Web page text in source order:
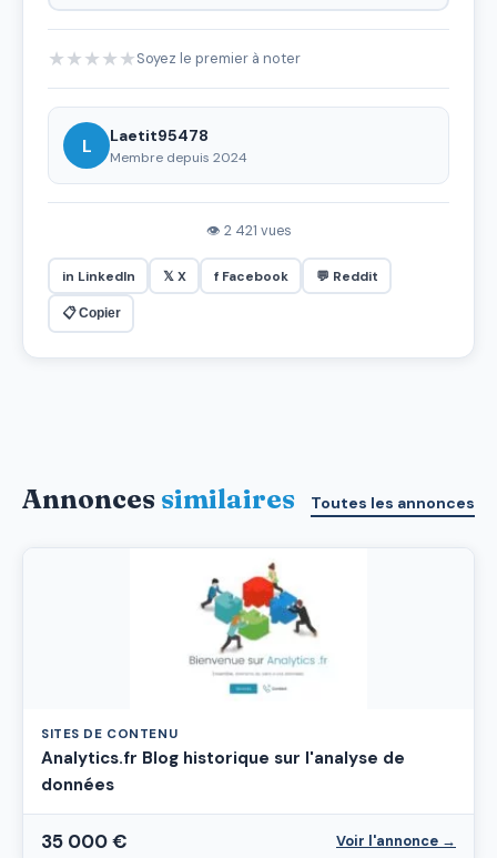
★★★★★Soyez le premier à noter
L Laetit95478
Membre depuis 2024
👁 2 421 vues
in LinkedIn 𝕏 X f Facebook 💬 Reddit
📋 Copier
Annonces similaires Toutes les annonces
SITES DE CONTENU
Analytics.fr Blog historique sur l'analyse de
données
35 000 € Voir l'annonce →